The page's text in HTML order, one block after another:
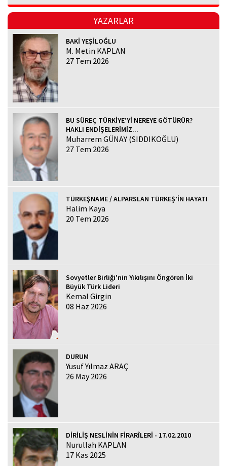
YAZARLAR
BAKİ YEŞİLOĞLU
M. Metin KAPLAN
27 Tem 2026
BU SÜREÇ TÜRKİYE’Yİ NEREYE GÖTÜRÜR?
HAKLI ENDİŞELERİMİZ...
Muharrem GÜNAY (SIDDIKOĞLU)
27 Tem 2026
TÜRKEŞNAME / ALPARSLAN TÜRKEŞ’İN HAYATI
Halim Kaya
20 Tem 2026
Sovyetler Birliği'nin Yıkılışını Öngören İki
Büyük Türk Lideri
Kemal Girgin
08 Haz 2026
DURUM
Yusuf Yılmaz ARAÇ
26 May 2026
DİRİLİŞ NESLİNİN FİRARÎLERİ - 17.02.2010
Nurullah KAPLAN
17 Kas 2025